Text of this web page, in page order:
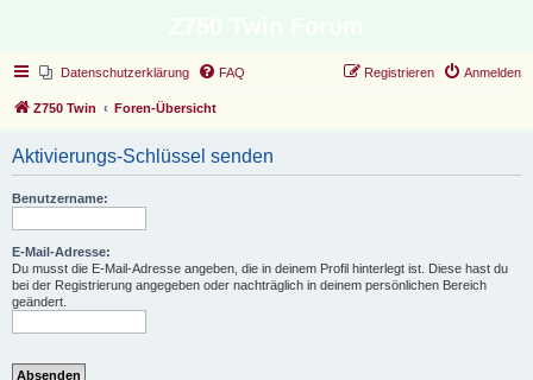
Datenschutzerklärung FAQ Anmelden
Registrieren
Z750 Twin Foren-Übersicht
Aktivierungs-Schlüssel senden
Benutzername:
E-Mail-Adresse:
Du musst die E-Mail-Adresse angeben, die in deinem Profil hinterlegt ist. Diese hast du
bei der Registrierung angegeben oder nachträglich in deinem persönlichen Bereich
geändert.